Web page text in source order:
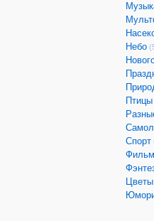
Небо
Птицы
Спорт
Цветы